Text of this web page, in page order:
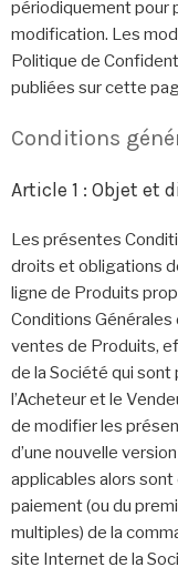
périodiquement pour
modification. Les
Politique de
publiées sur cette
Conditions
Article 1 : Objet et
Les présentes
droits et obligations
ligne de Produits
Conditions Générales
ventes de Produits,
de la Société qui
l’Acheteur et le
de modifier les
d’une nouvelle
applicables alors
paiement (ou du
multiples) de la
site Internet de la